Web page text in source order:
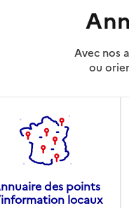
Avec nos
ou
des points
locaux